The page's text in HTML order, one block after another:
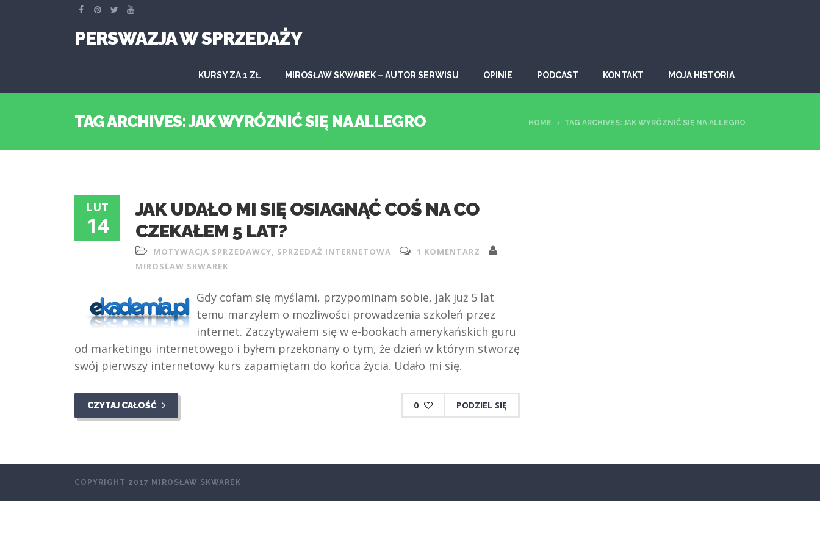
PERSWAZJA W SPRZEDAŻY
KURSY ZA 1 ZŁ MIROSŁAW SKWAREK – AUTOR SERWISU OPINIE PODCAST KONTAKT MOJA HISTORIA
TAG ARCHIVES: JAK WYRÓZNIĆ SIĘ NA ALLEGRO HOME TAG ARCHIVES: JAK WYRÓZNIĆ SIĘ NA ALLEGRO
LUT
14
JAK UDAŁO MI SIĘ OSIAGNĄĆ COŚ NA CO
CZEKAŁEM 5 LAT?
MOTYWACJA SPRZEDAWCY, SPRZEDAŻ INTERNETOWA
1 KOMENTARZ
MIROSŁAW SKWAREK
Gdy cofam się myślami, przypominam sobie, jak już 5 lat
temu marzyłem o możliwości prowadzenia szkoleń przez
internet. Zaczytywałem się w e-bookach amerykańskich guru
od marketingu internetowego i byłem przekonany o tym, że dzień w którym stworzę
swój pierwszy internetowy kurs zapamiętam do końca życia. Udało mi się.
CZYTAJ CAŁOŚĆ 0 PODZIEL SIĘ
COPYRIGHT 2017 MIROSŁAW SKWAREK